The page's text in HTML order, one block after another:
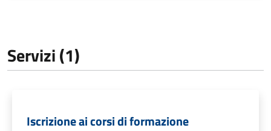
Servizi (1)
Iscrizione ai corsi di formazione